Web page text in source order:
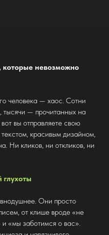
которые невозможно
человека — хаос. Сотни
тысячи — прочитанных на
вы отправляете свою
красивым дизайном,
Ни кликов, ни откликов, ни
Они просто
от клише вроде «не
и «мы заботимся о вас».